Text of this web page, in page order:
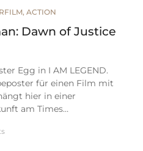
, ACTION
Dawn of Justice
Egg in I AM LEGEND.
für einen Film mit
hier in einer
am Times…